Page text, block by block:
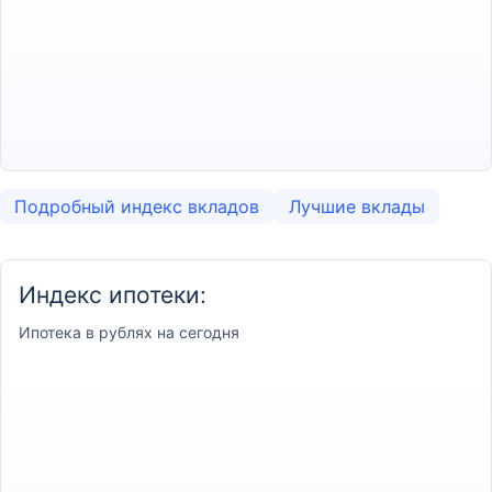
Подробный индекс вкладов Лучшие вклады
Индекс ипотеки:
Ипотека в рублях на сегодня